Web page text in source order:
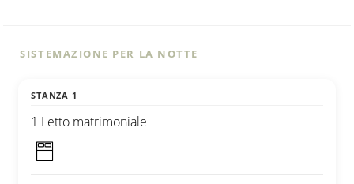
SISTEMAZIONE PER LA NOTTE
STANZA 1
1 Letto matrimoniale